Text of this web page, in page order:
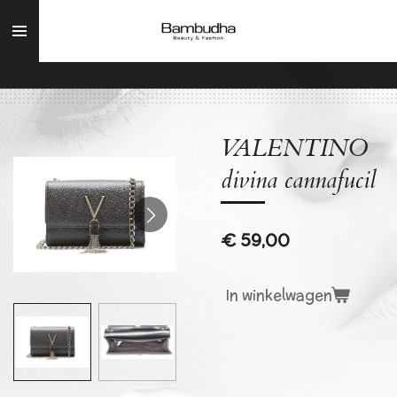
direct
hoofdinhoud
VALENTINO
divina cannafucil
€ 59,00
In winkelwagen